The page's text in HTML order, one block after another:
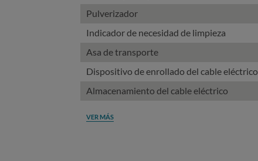
Pulverizador
Indicador de necesidad de limpieza
Asa de transporte
Dispositivo de enrollado del cable eléctrico
Almacenamiento del cable eléctrico
VER MÁS